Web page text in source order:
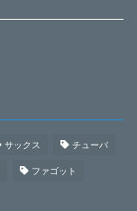
サックス チューバ
ファゴット